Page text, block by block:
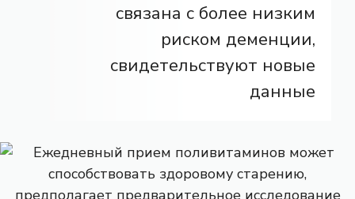
связана с более низким
риском деменции,
свидетельствуют новые
данные